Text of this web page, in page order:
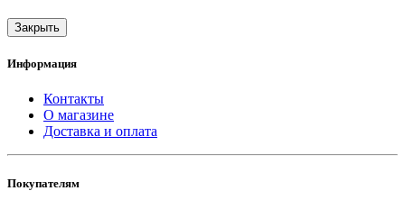
Закрыть
Информация
Контакты
О магазине
Доставка и оплата
Покупателям